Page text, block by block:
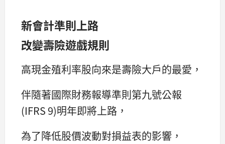
新會計準則上路
改變壽險遊戲規則
高現金殖利率股向來是壽險大戶的最愛，
伴隨著國際財務報導準則第九號公報
(IFRS 9)明年即將上路，
為了降低股價波動對損益表的影響，